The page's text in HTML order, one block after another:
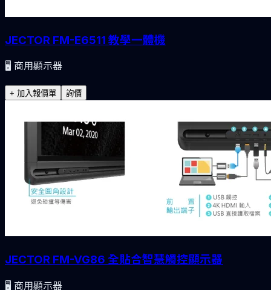
JECTOR FM-E6511 教學一體機
🖥️ 商用顯示器
+ 加入報價單 詢價
JECTOR FM-VG86 全貼合智慧觸控顯示器
🖥️ 商用顯示器